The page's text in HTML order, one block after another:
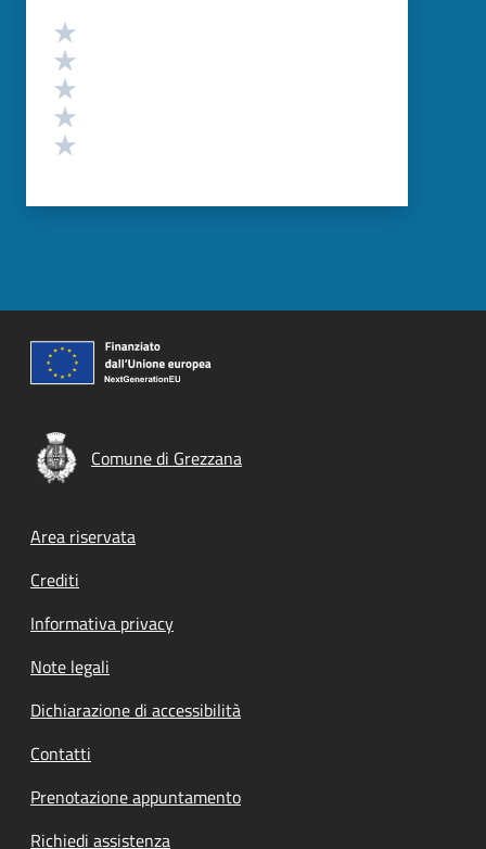
Valutazione
Comune di Grezzana
Footer menu
Area riservata
Crediti
Informativa privacy
Note legali
Dichiarazione di accessibilità
Contatti
Prenotazione appuntamento
Richiedi assistenza